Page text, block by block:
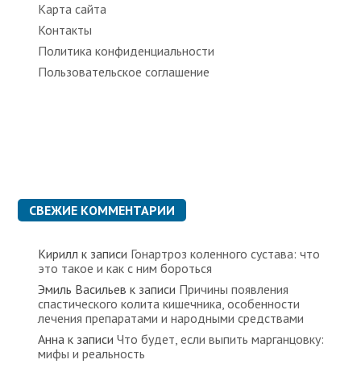
Карта сайта
Контакты
Политика конфиденциальности
Пользовательское соглашение
СВЕЖИЕ КОММЕНТАРИИ
Кирилл к записи Гонартроз коленного сустава: что
это такое и как с ним бороться
Эмиль Васильев к записи Причины появления
спастического колита кишечника, особенности
лечения препаратами и народными средствами
Анна к записиЧто будет, если выпить марганцовку:
мифы и реальность